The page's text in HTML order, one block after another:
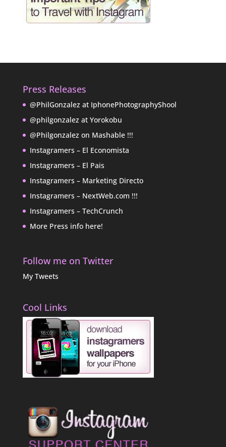
Press Releases
@PhilGonzalez at IphonePhotographyShool
@philgonzalez at Yorokobu
@Philgonzalez on Mashable !!!
Instagramers – El Economista
Instagramers – El Pais
Instagramers – Marketing Directo
Instagramers – NextWeb.com !!!
Instagramers – TechCrunch
More Press info here!
Follow me on Twitter
My Tweets
Cool Links